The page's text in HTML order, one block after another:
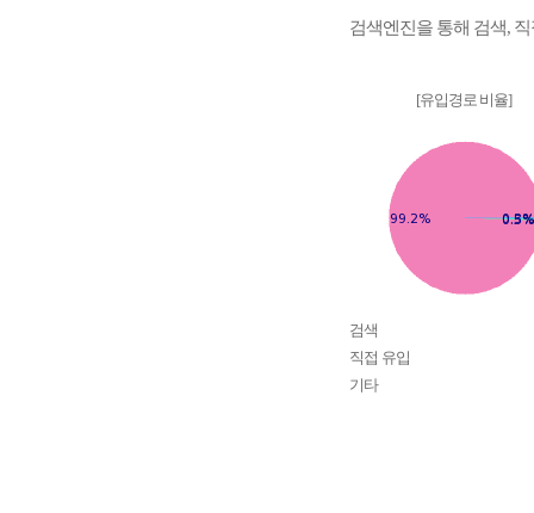
검색엔진을 통해 검색,
[유입경로 비율]
검색
직접 유입
기타